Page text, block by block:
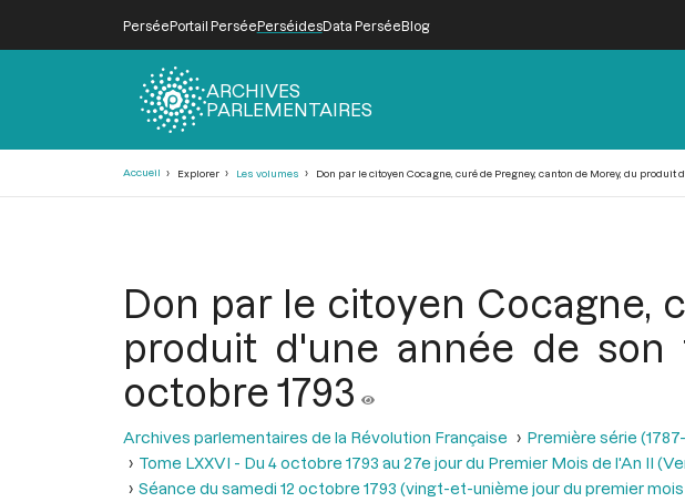
PerséePortail PerséePerséidesData PerséeBlog
ARCHIVES
PARLEMENTAIRES
Accueil Explorer Les volumes Don par le citoyen Cocagne, curé de Pregney, canton de Morey, du produit
Don par le citoyen Cocagne,
produit d'une année de
octobre 1793
Archives parlementaires de la Révolution Française
Première série
Tome LXXVI - Du 4 octobre 1793 au 27e jour du Premier Mois de l'An II
Séance du samedi 12 octobre 1793 (vingt-et-unième jour du premier mois